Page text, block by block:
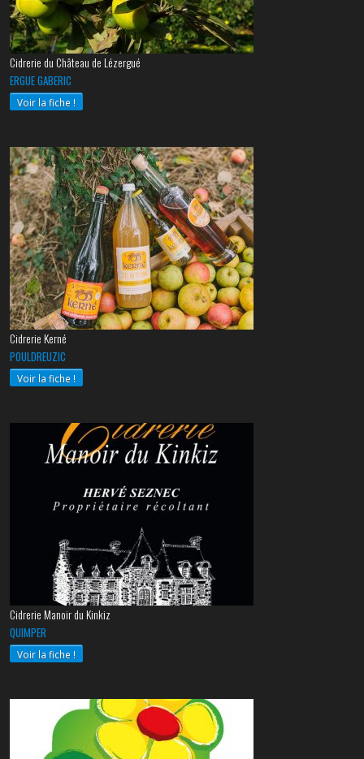
Cidrerie du Château de Lézergué
ERGUE GABERIC
Voir la fiche !
Cidrerie Kerné
POULDREUZIC
Voir la fiche !
Cidrerie Manoir du Kinkiz
QUIMPER
Voir la fiche !